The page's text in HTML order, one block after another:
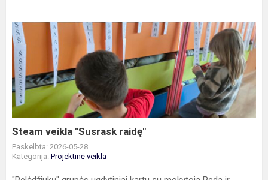
Steam
veikla
"Susrask
raidę"
Steam veikla "Susrask raidę"
Paskelbta: 2026-05-28
Kategorija: Projektinė veikla